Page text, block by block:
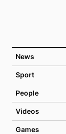
News
Sport
People
Videos
Games